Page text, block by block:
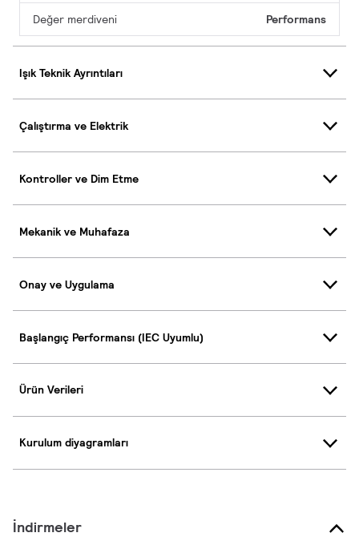
Değer merdiveni Performans
Işık Teknik Ayrıntıları
Çalıştırma ve Elektrik
Kontroller ve Dim Etme
Mekanik ve Muhafaza
Onay ve Uygulama
Başlangıç Performansı (IEC Uyumlu)
Ürün Verileri
Kurulum diyagramları
İndirmeler